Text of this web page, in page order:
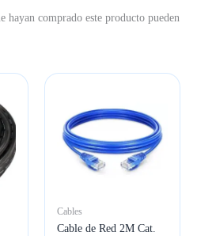
hayan comprado este producto pueden
Cables
Cable de Red 2M Cat.